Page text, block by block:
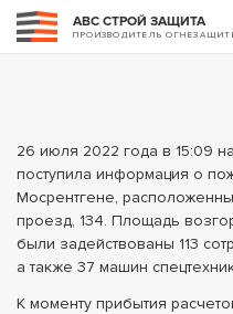
АВС СТРОЙ ЗАЩИТА
ПРОИЗВОДИТЕЛЬ
26 июля 2022 года в 15:09
поступила информация о
Мосрентгене,
проезд, 134. Площадь
были задействованы 113
а также 37 машин
К моменту прибытия